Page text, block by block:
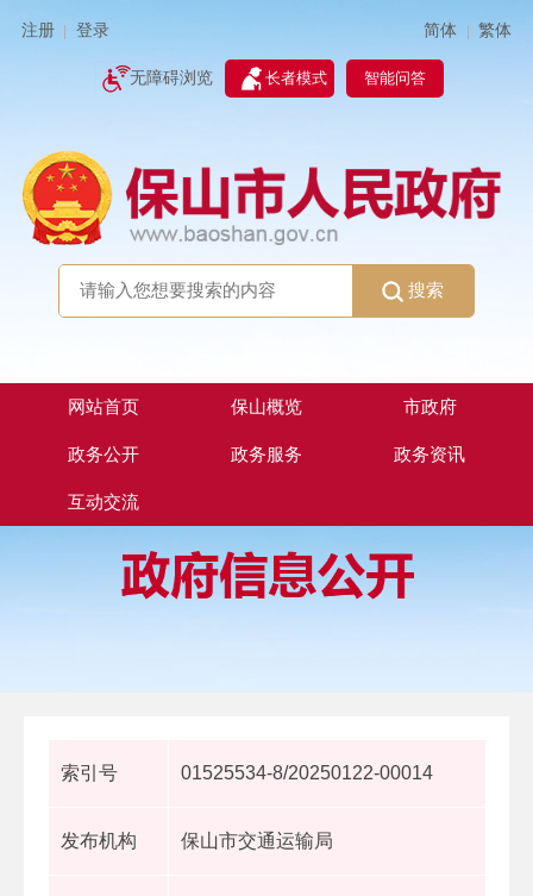
注册 登录 简体 | 繁体
无障碍浏览 长者模式 智能问答
搜索
网站首页 保山概览 市政府
政务公开 政务服务 政务资讯
互动交流
索引号 01525534-8/20250122-00014
发布机构 保山市交通运输局